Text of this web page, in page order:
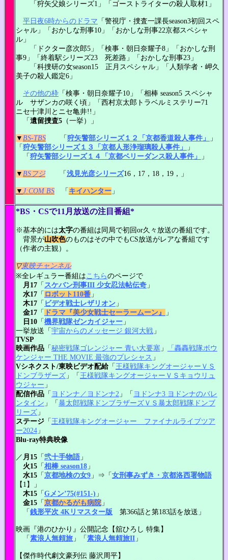
「狩矢父娘シリーズ1」「ゴーストライターの殺人取材1」
平日夜6時からのドラマ 「警視庁・捜査一課長season3初回スペ
シャル」「おかしな刑事10」「おかしな刑事22京都スペシャ
ル」
「ドクター彦次郎5」「検事・朝日奈耀子8」「おかしな刑
事9」「終着駅シリーズ23 死差路」「おかしな刑事23」
「科捜研の女season15 正月スペシャル」「人類学者・岬久
美子の殺人鑑定6」
その他の枠 「検事・朝日奈耀子10」「相棒 season5 スペシャ
ル サザンカの咲く頃」「西村京太郎トラベルミステリー71
ニセ十津川とニセ亀井!!」
「遺留捜査5 （一挙）」
▼ BS-TBS 「狩矢警部シリーズ１２「京都香道殺人事件」
」
「狩矢警部シリーズ１３「京都人形浄瑠璃殺人事件」
」
「狩矢警部シリーズ１４「京都ベリーダンス殺人事件」 」
▼ BSフジ「浅見光彦シリーズ16，17，18，19，」
▼ J:COM BS 「 キイハンター 」
*BS・CSで11月放送の注目番組*
※基本的には太字の番組は同局で初回or久々放送の番組です。
背景が山吹色のものはその中でもCS放送がレアな番組です
（作者の主観）。
▽東映チャンネル
※全レギュラー番組は こちらのページで
月17 「 スケバン刑事III 少女忍法帖伝奇 」
水17 「 ロボット110番 」
木17 「 ビデオ戦士レザリオン 」
金17 「 ドラマ『美少女戦士セーラームーン』
」
日10 「機界戦隊ゼンカイジャー 」
一挙放送「宇宙からのメッセージ 銀河大戦 」
TVSP
映画作品 「秘密戦隊ゴレンジャー 青い大要塞 」
「轟轟戦隊ボウ
ケンジャー THE MOVIE 最強のプレシャス 」
Vシネクスト/東映ビデオ配給「 王様戦隊キングオージャーＶＳ
ドンブラザーズ 」「 王様戦隊キングオージャーＶＳキョウリュ
ウジャー 」
配信作品 「 ヨドンナ／ヨドンナ2 」「 ヨドンナ3 ヨドンナのバレ
ンタイン 」「暴太郎戦隊ドンブラザーズＶＳ暴太郎戦隊ドンブ
リーズ 」
ステージ 「 王様戦隊キングオージャー ファイナルライブツア
ー2024 」
Blu-ray特典映像
／ 月15 「弐十手物語 」
火15 「相棒 season18 」
水15 「京都地検の女9 」⇒「女刑事みずき・京都洛西署物語
【1】」
木15 「Gメン’75(#151-) 」
金15 「京都かるがも病院 」
「銭形平次 4Kリマスター版 第366話と第183話を放送」
映画『港のひかり』公開記念【舘ひろし 特集】
「素浪人無頼旅 」「素浪人無頼旅II 」
【傑作時代劇文豪列伝 藤沢周平】